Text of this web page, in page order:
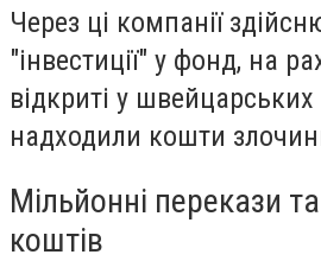
Через ці компанії
"інвестиції" у фонд, на
відкриті у
надходили кошти
Мільйонні перекази
коштів